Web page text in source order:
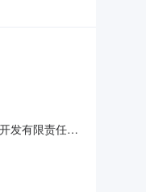
发有限责任公
新